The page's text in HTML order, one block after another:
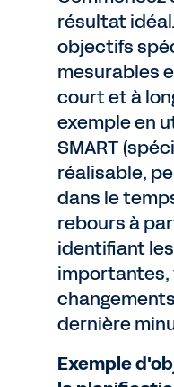
résultat
objectifs
mesurables
court et à
exemple en
SMART
réalisable,
dans le
rebours à
identifiant
importantes,
dernière
Exemple